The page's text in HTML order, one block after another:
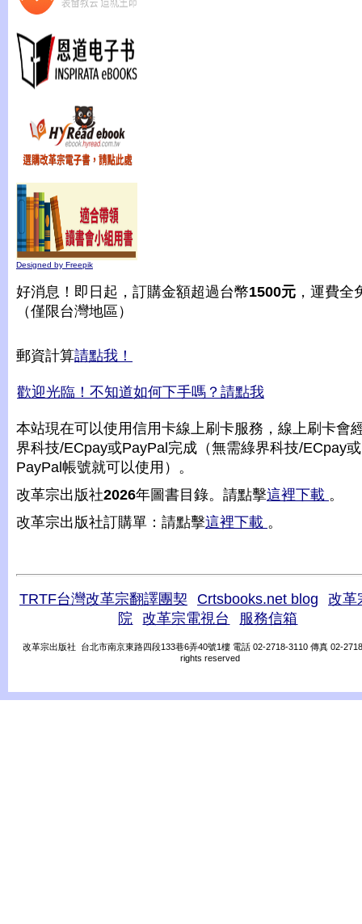
Designed by Freepik
好消息！即日起，訂購金額超過台幣1500元 ，運費全
（僅限台灣地區）
郵資計算請點我！
歡迎光臨！不知道如何下手嗎？請點我
本站現在可以使用信用卡線上刷卡服務，線上刷卡會
界科技/ECpay或PayPal完成（無需綠界科技/ECpay或
PayPal帳號就可以使用）。
改革宗出版社2026年圖書目錄。請點擊這裡下載 。
改革宗出版社訂購單：請點擊這裡下載 。
TRTF台灣改革宗翻譯團契 Crtsbooks.net blog
改革
院
改革宗電視台 服務信箱
改革宗出版社 台北市南京東路四段133巷6弄40號1樓 電話 02-2718-3110 傳真 02-
rights reserved